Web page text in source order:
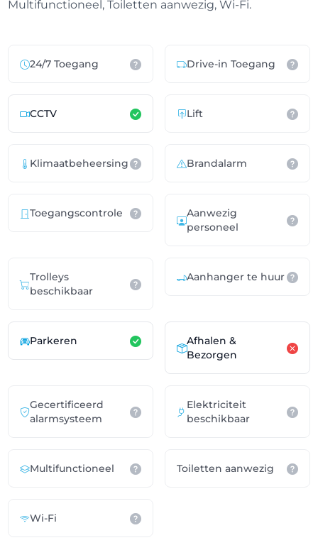
Multifunctioneel, Toiletten aanwezig, Wi-Fi.
24/7 Toegang Drive-in Toegang
CCTV Lift
Klimaatbeheersing Brandalarm
Toegangscontrole
Aanwezig
personeel
Trolleys
beschikbaar
Aanhanger te huur
Parkeren
Afhalen &
Bezorgen
Gecertificeerd
alarmsysteem
Elektriciteit
beschikbaar
Multifunctioneel Toiletten aanwezig
Wi-Fi